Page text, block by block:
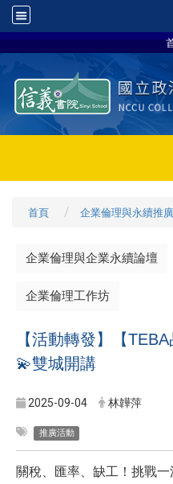
首頁 企業倫理與永續推
企業倫理與企業永續論壇
企業倫理工作坊
【活動轉發】【
💫雙城開講
2025-09-04 林韡萍
推廣活動
關稅、匯率、缺工！挑戰